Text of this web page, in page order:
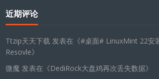
近期评论
Ttzip天天下载 发表在《#桌面# LinuxMint 22安
Resovle》
微魔 发表在《DediRock大盘鸡再次丢失数据》